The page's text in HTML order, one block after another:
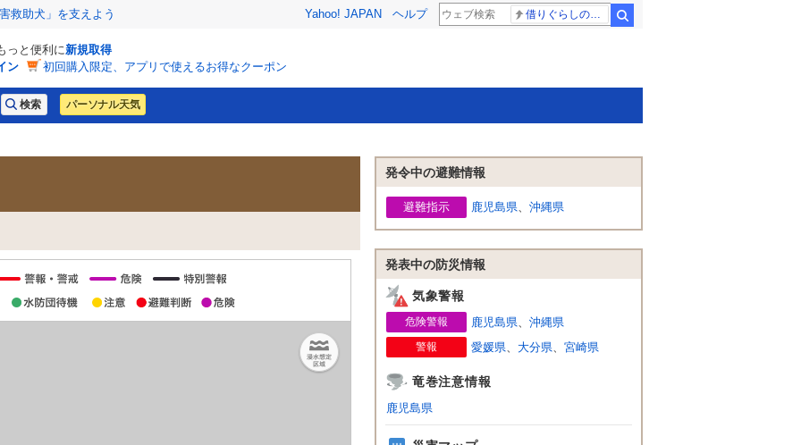
救助犬」を支えよう Yahoo! JAPAN ヘルプ
っと便利に新規取得
ン
初回購入限定、アプリで使えるお得なクーポン
パーソナル天気
発令中の避難情報
避難指示 鹿児島県、 沖縄県
発表中の防災情報
気象警報
危険警報 鹿児島県、 沖縄県
警報 愛媛県、 大分県、 宮崎県
竜巻注意情報
鹿児島県